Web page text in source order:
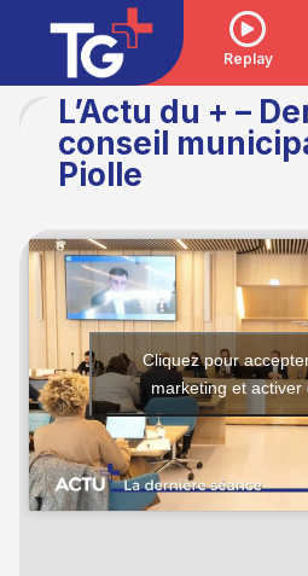
Replay
L’Actu du + –
conseil
Piolle
Cliquez pour
marketing et activer